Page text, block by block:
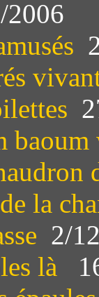
2006
baoum
la
2/
là